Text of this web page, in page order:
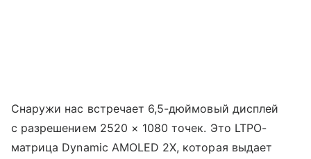
Снаружи нас встречает 6,5-дюймовый дисплей
с разрешением 2520 × 1080 точек. Это LTPO-
матрица Dynamic AMOLED 2X, которая выдает